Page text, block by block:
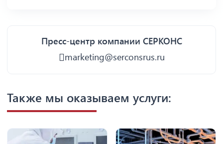
Пресс-центр компании СЕРКОНС
marketing@serconsrus.ru
Также мы оказываем услуги: